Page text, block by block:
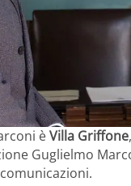
èVilla Griffone
Guglielmo